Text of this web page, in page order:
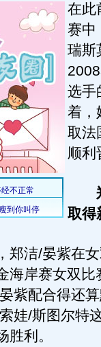
在此
赛中
瑞斯
选手
着，
取法
顺利
取得
洁/晏紫在女
海岸赛女双比
紫配合得还
娃/斯图尔特
利。